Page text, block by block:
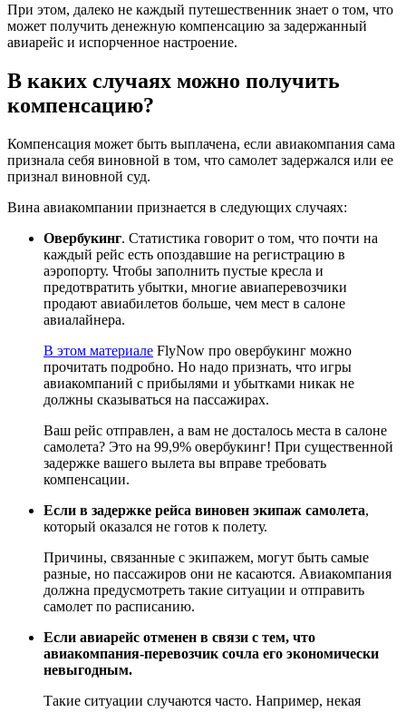
При этом, далеко не каждый путешественник знает о том, что
может получить денежную компенсацию за задержанный
авиарейс и испорченное настроение.
В каких случаях можно получить
компенсацию?
Компенсация может быть выплачена, если авиакомпания сама
признала себя виновной в том, что самолет задержался или ее
признал виновной суд.
Вина авиакомпании признается в следующих случаях:
Овербукинг. Статистика говорит о том, что почти на
каждый рейс есть опоздавшие на регистрацию в
аэропорту. Чтобы заполнить пустые кресла и
предотвратить убытки, многие авиаперевозчики
продают авиабилетов больше, чем мест в салоне
авиалайнера.
В этом материале FlyNow про овербукинг можно
прочитать подробно. Но надо признать, что игры
авиакомпаний с прибылями и убытками никак не
должны сказываться на пассажирах.
Ваш рейс отправлен, а вам не досталось места в салоне
самолета? Это на 99,9% овербукинг! При существенной
задержке вашего вылета вы вправе требовать
компенсации.
Если в задержке рейса виновен экипаж самолета,
который оказался не готов к полету.
Причины, связанные с экипажем, могут быть самые
разные, но пассажиров они не касаются. Авиакомпания
должна предусмотреть такие ситуации и отправить
самолет по расписанию.
Если авиарейс отменен в связи с тем, что
авиакомпания-перевозчик сочла его экономически
невыгодным.
Такие ситуации случаются часто. Например, некая